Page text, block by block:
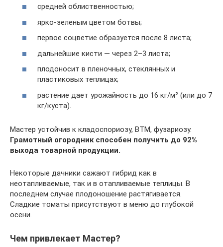
средней облиственностью;
ярко-зеленым цветом ботвы;
первое соцветие образуется после 8 листа;
дальнейшие кисти — через 2–3 листа;
плодоносит в пленочных, стеклянных и
пластиковых теплицах;
растение дает урожайность до 16 кг/м² (или до 7
кг/куста).
Мастер устойчив к кладоспориозу, ВТМ, фузариозу.
Грамотный огородник способен получить до 92%
выхода товарной продукции.
Некоторые дачники сажают гибрид как в
неотапливаемые, так и в отапливаемые теплицы. В
последнем случае плодоношение растягивается.
Сладкие томаты присутствуют в меню до глубокой
осени.
Чем привлекает Мастер?